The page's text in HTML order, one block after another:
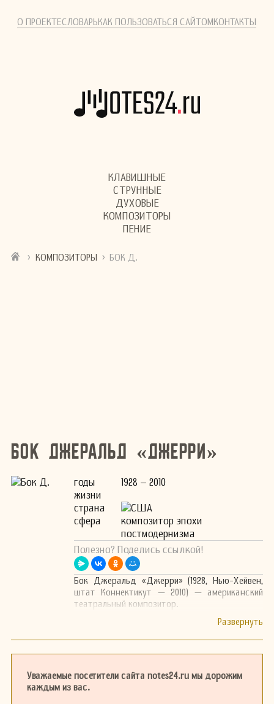
О ПРОЕКТЕСЛОВАРЬКАК ПОЛЬЗОВАТЬСЯ САЙТОМКОНТАКТЫ
КЛАВИШНЫЕ
СТРУННЫЕ
ДУХОВЫЕ
КОМПОЗИТОРЫ
ПЕНИЕ
› КОМПОЗИТОРЫ › БОК Д.
Бок Джеральд «Джерри»
годы
жизни
1928 – 2010
страна
США
сфера
композитор эпохи
постмодернизма
Полезно? Поделись ссылкой!
Бок Джеральд «Джерри» (1928, Нью-Хейвен,
штат Коннектикут — 2010) — американский
театральный композитор.
Уважаемые посетители сайта notes24.ru мы дорожим
каждым из вас.